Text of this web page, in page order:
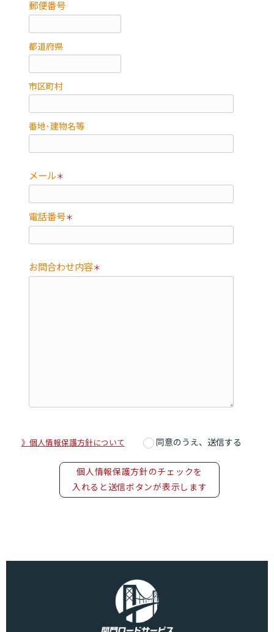
郵便番号
都道府県
市区町村
番地･建物名等
メール＊
電話番号＊
お問合わせ内容＊
》個人情報保護方針について 同意のうえ、送信する
個人情報保護方針のチェックを
入れると送信ボタンが表示します